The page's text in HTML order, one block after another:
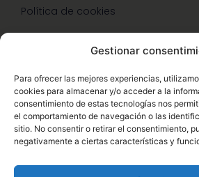
Gestionar
Para ofrecer las mejores experiencias,
cookies para almacenar y/o acceder a la
consentimiento de estas tecnologías nos
el comportamiento de navegación o las
sitio. No consentir o retirar el consentimiento,
negativamente a ciertas características y
Política de cookies
Hazte Miembro Herbalife
Consulta Nutrición Gratis
Descuentos Vip Herbalife